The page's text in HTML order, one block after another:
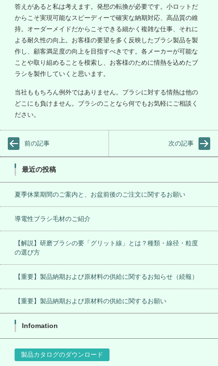
答えがあると私は考えます。発想の転換が必要です。小ロットだ
からこそ実現可能なスピーディーで確実な納期対応、高品質の維
持。オーダーメイドだからこそできる細かく複雑な仕事、それに
よる耐久性の向上。お客様の要望を多く反映したブラシ製品を製
作し、顧客満足度の向上を目指すべきです。各メーカーが可能な
ことや取り組めることを模索し、お客様のために情熱を込めたブ
ラシを製作していくと思います。
当社ももちろん例外ではありません。ブラシに対する情熱は他の
どこにも負けません。ブラシのことなら何でもお気軽にご相談く
ださい。
前の記事 次の記事
最近の投稿
夏季休業期間のご案内と、お盆前後のご注文に関するお願い
導電性ブラシ毛材のご紹介
【解説】研磨ブラシの要「グリット線」とは？種類・線径・粒度
の選び方
【重要】製品納期および原材料の供給に関するお知らせ（続報）
【重要】製品納期および原材料の供給に関するお願い
Infomation
製品カタログのダウンロード